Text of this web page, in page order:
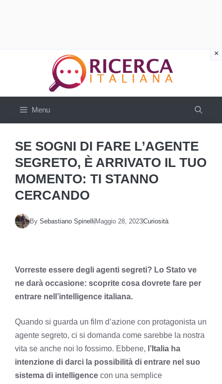
Menu
SE SOGNI DI FARE L’AGENTE
SEGRETO, È ARRIVATO IL TUO
MOMENTO: TI STANNO
CERCANDO
By Sebastiano Spinelli Maggio 28, 2023Curiosità
Vorreste essere degli agenti segreti? Lo Stato ve
ne darà occasione: scoprite cosa dovrete fare per
entrare nell’intelligence italiana.
Quando si guarda un film d’azione con protagonista un
agente segreto, ci si domanda come sarebbe la nostra
vita se anche noi lo fossimo. Ebbene, l’Italia ha
intenzione di darci la possibilità di entrare nel suo
sistema di intelligence con una semplice